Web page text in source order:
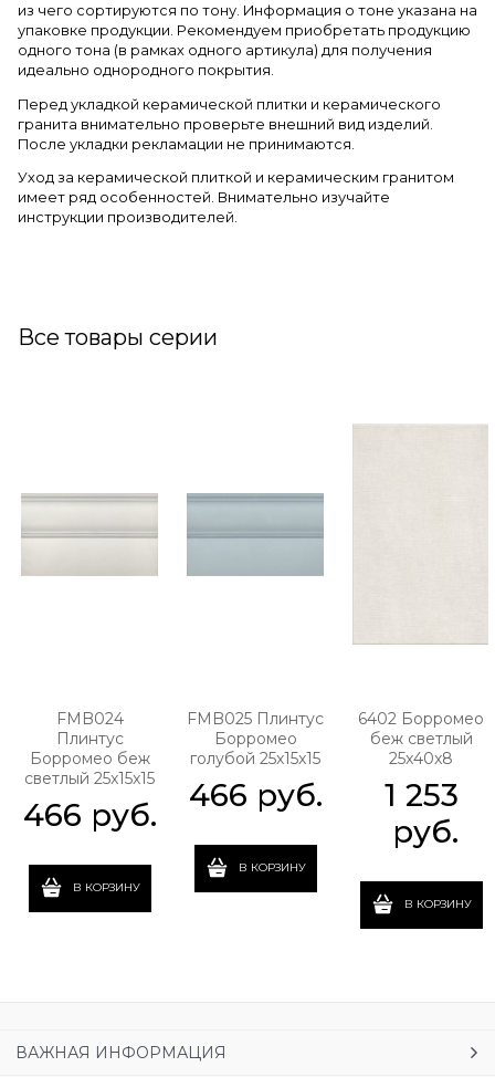
из чего сортируются по тону. Информация о тоне указана на
упаковке продукции. Рекомендуем приобретать продукцию
одного тона (в рамках одного артикула) для получения
идеально однородного покрытия.
Перед укладкой керамической плитки и керамического
гранита внимательно проверьте внешний вид изделий.
После укладки рекламации не принимаются.
Уход за керамической плиткой и керамическим гранитом
имеет ряд особенностей. Внимательно изучайте
инструкции производителей.
Все товары серии
FMB024
Плинтус
Борромео беж
светлый 25x15x15
466 руб.
В КОРЗИНУ
FMB025 Плинтус
Борромео
голубой 25x15x15
466 руб.
В КОРЗИНУ
6402 Борромео
беж светлый
25x40x8
1 253
руб.
В КОРЗИНУ
ВАЖНАЯ ИНФОРМАЦИЯ